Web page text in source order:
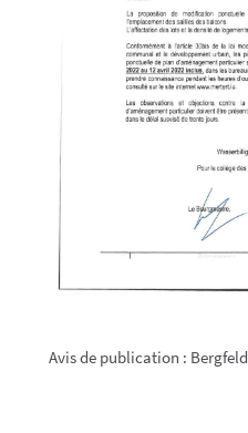
Avis de publication : Bergfeld